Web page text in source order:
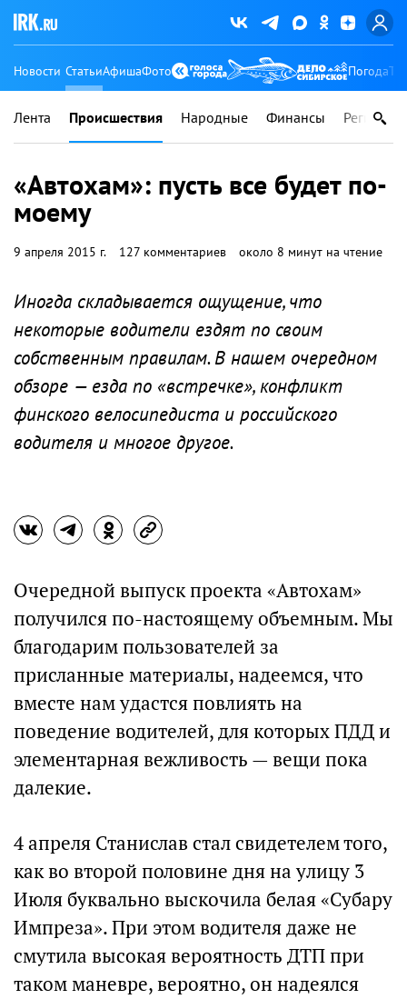
Новости СтатьиАфишаФото Погода
Лента Происшествия Народные Финансы Регионы
«Автохам»: пусть все будет по-
моему
9 апреля 2015 г. 127 комментариев около 8 минут на чтение
Иногда складывается ощущение, что
некоторые водители ездят по своим
собственным правилам. В нашем очередном
обзоре — езда по «встречке», конфликт
финского велосипедиста и российского
водителя и многое другое.
Очередной выпуск проекта «Автохам»
получился по-настоящему объемным. Мы
благодарим пользователей за
присланные материалы, надеемся, что
вместе нам удастся повлиять на
поведение водителей, для которых ПДД и
элементарная вежливость — вещи пока
далекие.
4 апреля Станислав стал свидетелем того,
как во второй половине дня на улицу 3
Июля буквально выскочила белая «Субару
Импреза». При этом водителя даже не
смутила высокая вероятность ДТП при
таком маневре, вероятно, он надеялся